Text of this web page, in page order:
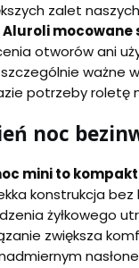
zalet
otworów ani
ważne
potrzeby roletę
noc
mini to
konstrukcja
żyłkowego
zwiększa